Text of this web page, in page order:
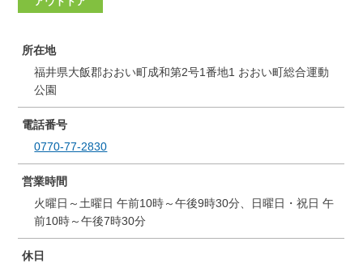
所在地
福井県大飯郡おおい町成和第2号1番地1 おおい町総合運動
公園
電話番号
0770-77-2830
営業時間
火曜日～土曜日 午前10時～午後9時30分、日曜日・祝日 午
前10時～午後7時30分
休日